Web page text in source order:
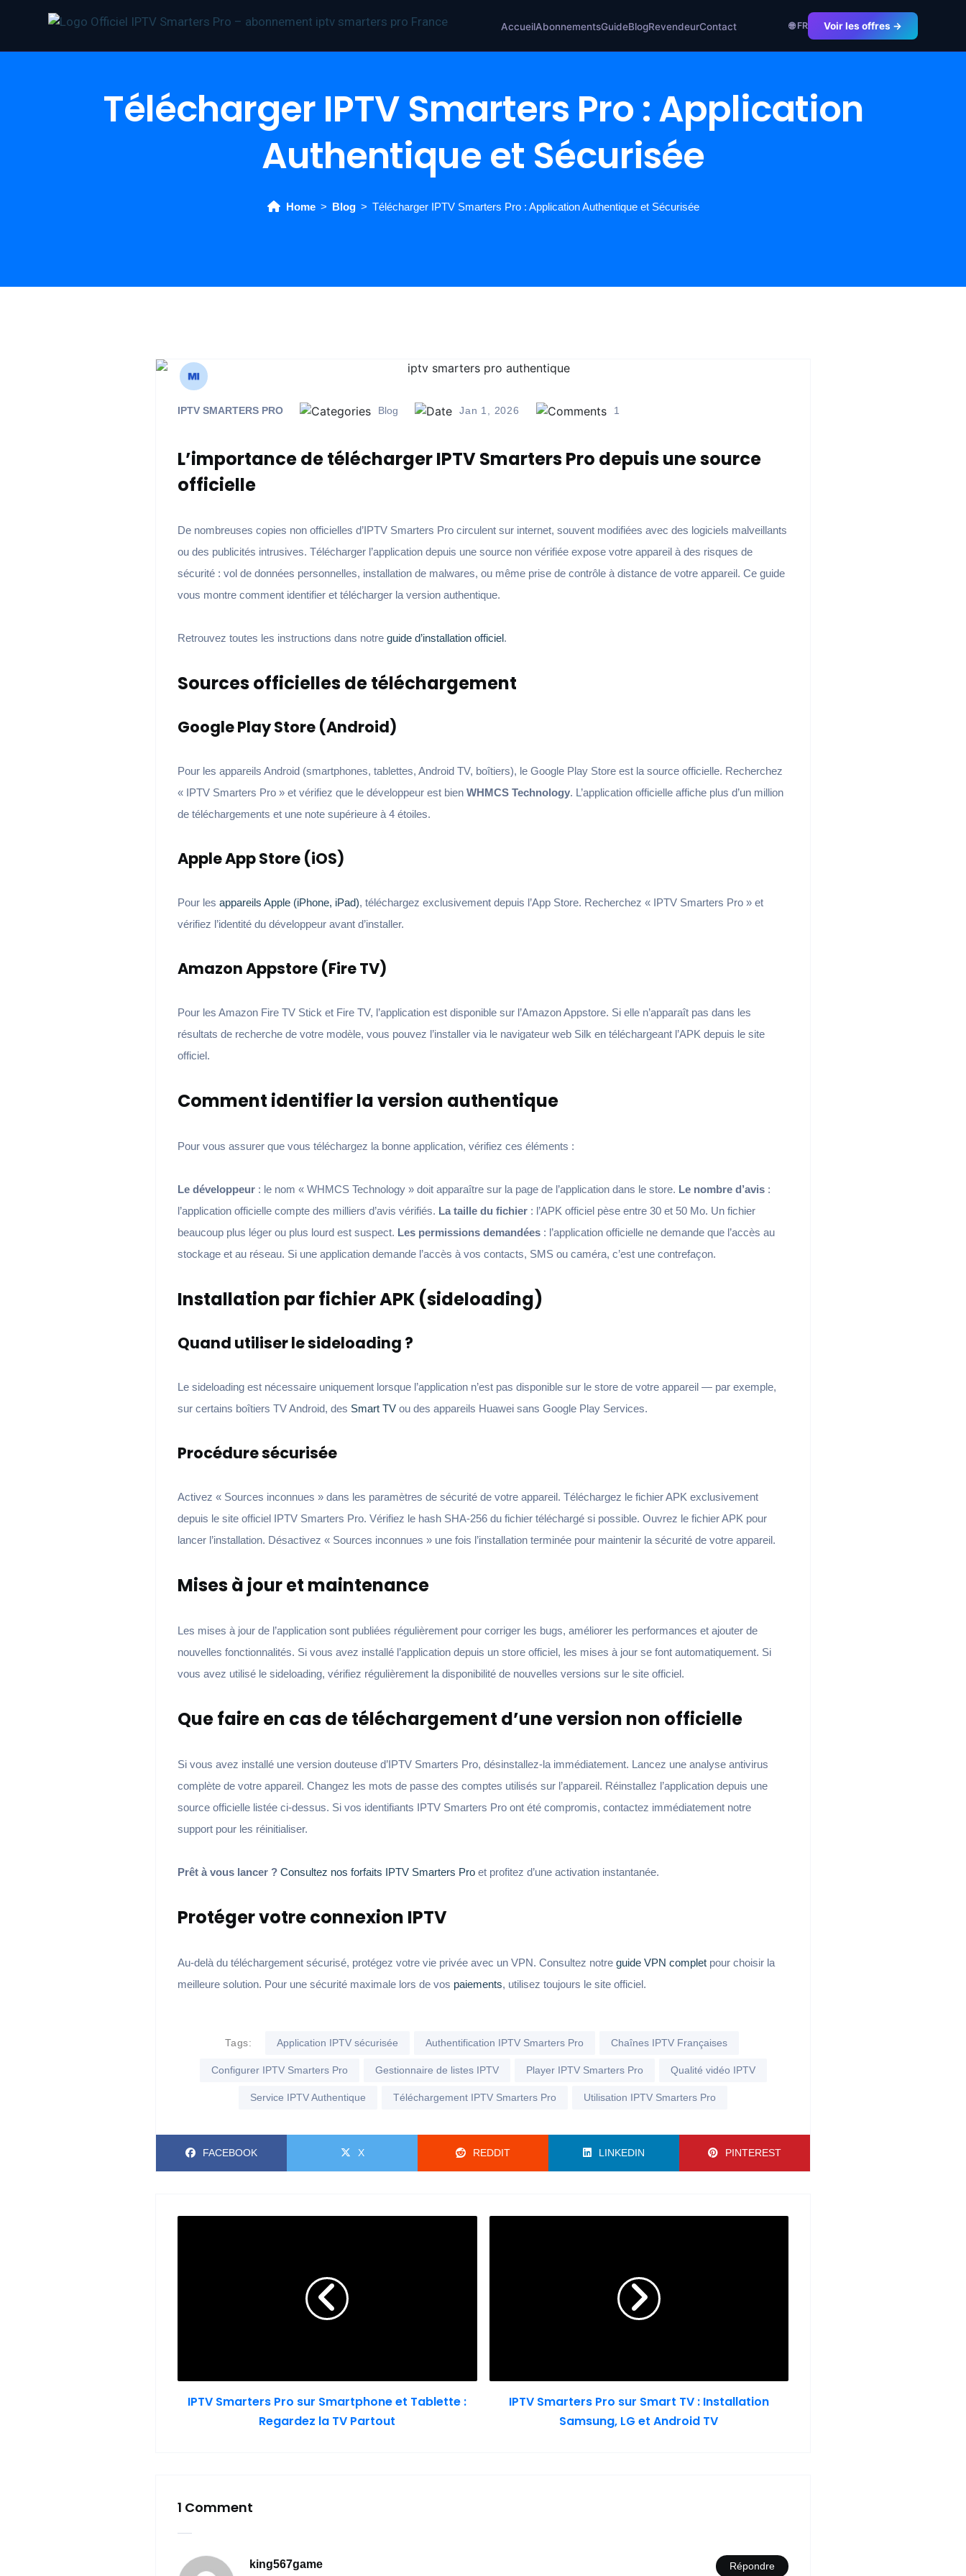
AccueilAbonnementsGuideBlogRevendeurContact 🌐 FR Voir les offres →
Télécharger IPTV Smarters Pro : Application
Authentique et Sécurisée
Home Blog Télécharger IPTV Smarters Pro : Application Authentique et Sécurisée
IPTV SMARTERS PRO Blog Jan 1, 2026 1
L’importance de télécharger IPTV Smarters Pro depuis une source
officielle
De nombreuses copies non officielles d’IPTV Smarters Pro circulent sur internet, souvent modifiées avec des logiciels malveillants
ou des publicités intrusives. Télécharger l’application depuis une source non vérifiée expose votre appareil à des risques de
sécurité : vol de données personnelles, installation de malwares, ou même prise de contrôle à distance de votre appareil. Ce guide
vous montre comment identifier et télécharger la version authentique.
Retrouvez toutes les instructions dans notre guide d’installation officiel.
Sources officielles de téléchargement
Google Play Store (Android)
Pour les appareils Android (smartphones, tablettes, Android TV, boîtiers), le Google Play Store est la source officielle. Recherchez
« IPTV Smarters Pro » et vérifiez que le développeur est bien WHMCS Technology. L’application officielle affiche plus d’un million
de téléchargements et une note supérieure à 4 étoiles.
Apple App Store (iOS)
Pour les appareils Apple (iPhone, iPad), téléchargez exclusivement depuis l’App Store. Recherchez « IPTV Smarters Pro » et
vérifiez l’identité du développeur avant d’installer.
Amazon Appstore (Fire TV)
Pour les Amazon Fire TV Stick et Fire TV, l’application est disponible sur l’Amazon Appstore. Si elle n’apparaît pas dans les
résultats de recherche de votre modèle, vous pouvez l’installer via le navigateur web Silk en téléchargeant l’APK depuis le site
officiel.
Comment identifier la version authentique
Pour vous assurer que vous téléchargez la bonne application, vérifiez ces éléments :
Le développeur : le nom « WHMCS Technology » doit apparaître sur la page de l’application dans le store. Le nombre d’avis :
l’application officielle compte des milliers d’avis vérifiés. La taille du fichier : l’APK officiel pèse entre 30 et 50 Mo. Un fichier
beaucoup plus léger ou plus lourd est suspect. Les permissions demandées : l’application officielle ne demande que l’accès au
stockage et au réseau. Si une application demande l’accès à vos contacts, SMS ou caméra, c’est une contrefaçon.
Installation par fichier APK (sideloading)
Quand utiliser le sideloading ?
Le sideloading est nécessaire uniquement lorsque l’application n’est pas disponible sur le store de votre appareil — par exemple,
sur certains boîtiers TV Android, des Smart TV ou des appareils Huawei sans Google Play Services.
Procédure sécurisée
Activez « Sources inconnues » dans les paramètres de sécurité de votre appareil. Téléchargez le fichier APK exclusivement
depuis le site officiel IPTV Smarters Pro. Vérifiez le hash SHA-256 du fichier téléchargé si possible. Ouvrez le fichier APK pour
lancer l’installation. Désactivez « Sources inconnues » une fois l’installation terminée pour maintenir la sécurité de votre appareil.
Mises à jour et maintenance
Les mises à jour de l’application sont publiées régulièrement pour corriger les bugs, améliorer les performances et ajouter de
nouvelles fonctionnalités. Si vous avez installé l’application depuis un store officiel, les mises à jour se font automatiquement. Si
vous avez utilisé le sideloading, vérifiez régulièrement la disponibilité de nouvelles versions sur le site officiel.
Que faire en cas de téléchargement d’une version non officielle
Si vous avez installé une version douteuse d’IPTV Smarters Pro, désinstallez-la immédiatement. Lancez une analyse antivirus
complète de votre appareil. Changez les mots de passe des comptes utilisés sur l’appareil. Réinstallez l’application depuis une
source officielle listée ci-dessus. Si vos identifiants IPTV Smarters Pro ont été compromis, contactez immédiatement notre
support pour les réinitialiser.
Prêt à vous lancer ? Consultez nos forfaits IPTV Smarters Pro et profitez d’une activation instantanée.
Protéger votre connexion IPTV
Au-delà du téléchargement sécurisé, protégez votre vie privée avec un VPN. Consultez notre guide VPN complet pour choisir la
meilleure solution. Pour une sécurité maximale lors de vos paiements, utilisez toujours le site officiel.
Tags: Application IPTV sécurisée Authentification IPTV Smarters Pro Chaînes IPTV Françaises
Configurer IPTV Smarters Pro Gestionnaire de listes IPTV Player IPTV Smarters Pro Qualité vidéo IPTV
Service IPTV Authentique Téléchargement IPTV Smarters Pro Utilisation IPTV Smarters Pro
FACEBOOK X REDDIT LINKEDIN PINTEREST
IPTV Smarters Pro sur Smartphone et Tablette :
Regardez la TV Partout
IPTV Smarters Pro sur Smart TV : Installation
Samsung, LG et Android TV
1 Comment
king567game Répondre